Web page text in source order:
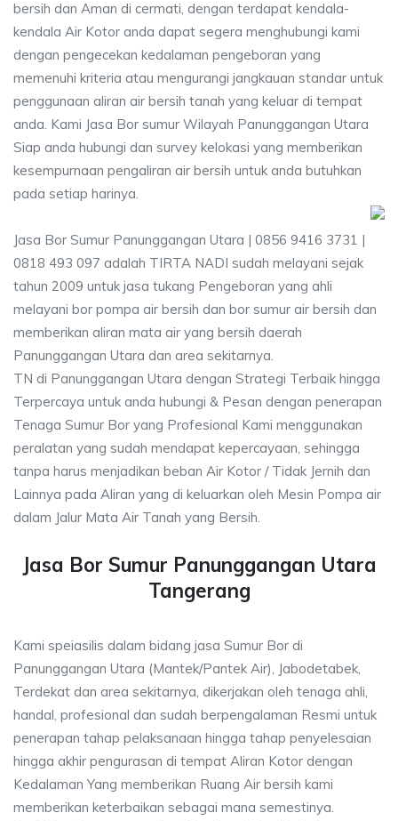
bersih dan Aman di cermati, dengan terdapat kendala-
kendala Air Kotor anda dapat segera menghubungi kami
dengan pengecekan kedalaman pengeboran yang
memenuhi kriteria atau mengurangi jangkauan standar untuk
penggunaan aliran air bersih tanah yang keluar di tempat
anda. Kami Jasa Bor sumur Wilayah Panunggangan Utara
Siap anda hubungi dan survey kelokasi yang memberikan
kesempurnaan pengaliran air bersih untuk anda butuhkan
pada setiap harinya.
Jasa Bor Sumur Panunggangan Utara | 0856 9416 3731 |
0818 493 097 adalah TIRTA NADI sudah melayani sejak
tahun 2009 untuk jasa tukang Pengeboran yang ahli
melayani bor pompa air bersih dan bor sumur air bersih dan
memberikan aliran mata air yang bersih daerah
Panunggangan Utara dan area sekitarnya.
TN di Panunggangan Utara dengan Strategi Terbaik hingga
Terpercaya untuk anda hubungi & Pesan dengan penerapan
Tenaga Sumur Bor yang Profesional Kami menggunakan
peralatan yang sudah mendapat kepercayaan, sehingga
tanpa harus menjadikan beban Air Kotor / Tidak Jernih dan
Lainnya pada Aliran yang di keluarkan oleh Mesin Pompa air
dalam Jalur Mata Air Tanah yang Bersih.
Jasa Bor Sumur Panunggangan Utara
Tangerang
Kami speiasilis dalam bidang jasa Sumur Bor di
Panunggangan Utara (Mantek/Pantek Air), Jabodetabek,
Terdekat dan area sekitarnya, dikerjakan oleh tenaga ahli,
handal, profesional dan sudah berpengalaman Resmi untuk
penerapan tahap pelaksanaan hingga tahap penyelesaian
hingga akhir pengurasan di tempat Aliran Kotor dengan
Kedalaman Yang memberikan Ruang Air bersih kami
memberikan keterbaikan sebagai mana semestinya.